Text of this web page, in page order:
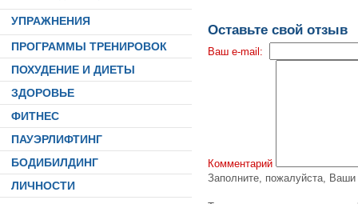
УПРАЖНЕНИЯ
ПРОГРАММЫ ТРЕНИРОВОК
ПОХУДЕНИЕ И ДИЕТЫ
ЗДОРОВЬЕ
ФИТНЕС
ПАУЭРЛИФТИНГ
БОДИБИЛДИНГ
ЛИЧНОСТИ
Оставьте свой отзыв
Ваш e-mail:
Комментарий
Заполните, пожалуйста, Ваши